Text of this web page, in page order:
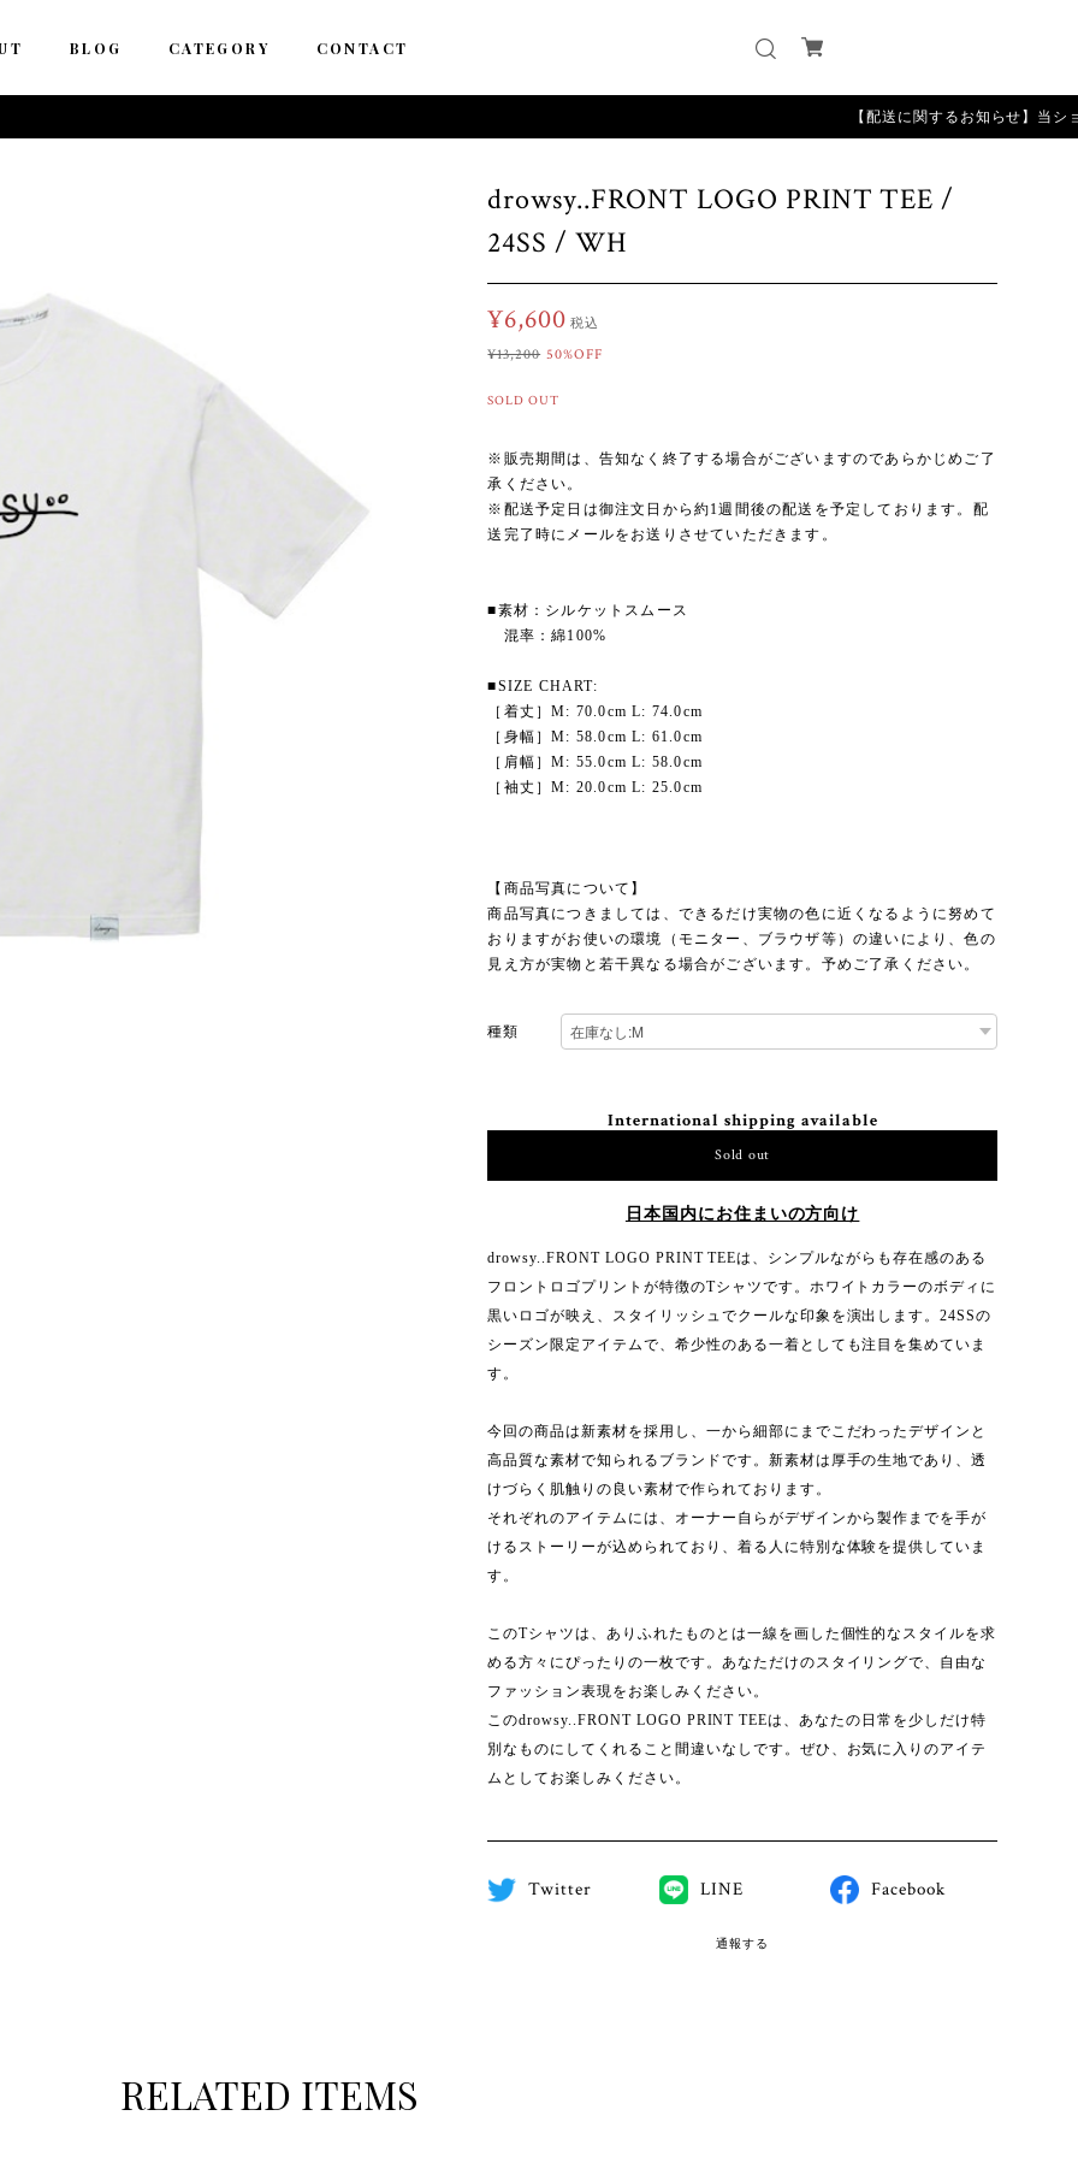
BLOG CATEGORY CONTACT
【配送に関するお知らせ】当ショップは受
drowsy..FRONT LOGO PRINT TEE /
24SS / WH
¥6,600 税込
¥13,200 50%OFF
SOLD OUT
※販売期間は、告知なく終了する場合がございますのであらかじめご了
承ください。
※配送予定日は御注文日から約1週間後の配送を予定しております。配
送完了時にメールをお送りさせていただきます。
■素材：シルケットスムース
混率：綿100%
■SIZE CHART:
［着丈］M: 70.0cm L: 74.0cm
［身幅］M: 58.0cm L: 61.0cm
［肩幅］M: 55.0cm L: 58.0cm
［袖丈］M: 20.0cm L: 25.0cm
【商品写真について】
商品写真につきましては、できるだけ実物の色に近くなるように努めて
おりますがお使いの環境（モニター、ブラウザ等）の違いにより、色の
見え方が実物と若干異なる場合がございます。予めご了承ください。
種類
International shipping available
Sold out
日本国内にお住まいの方向け
drowsy..FRONT LOGO PRINT TEEは、シンプルながらも存在感のある
フロントロゴプリントが特徴のTシャツです。ホワイトカラーのボディに
黒いロゴが映え、スタイリッシュでクールな印象を演出します。24SSの
シーズン限定アイテムで、希少性のある一着としても注目を集めていま
す。
今回の商品は新素材を採用し、一から細部にまでこだわったデザインと
高品質な素材で知られるブランドです。新素材は厚手の生地であり、透
けづらく肌触りの良い素材で作られております。
それぞれのアイテムには、オーナー自らがデザインから製作までを手が
けるストーリーが込められており、着る人に特別な体験を提供していま
す。
このTシャツは、ありふれたものとは一線を画した個性的なスタイルを求
める方々にぴったりの一枚です。あなただけのスタイリングで、自由な
ファッション表現をお楽しみください。
このdrowsy..FRONT LOGO PRINT TEEは、あなたの日常を少しだけ特
別なものにしてくれること間違いなしです。ぜひ、お気に入りのアイテ
ムとしてお楽しみください。
Twitter LINE Facebook
通報する
RELATED ITEMS